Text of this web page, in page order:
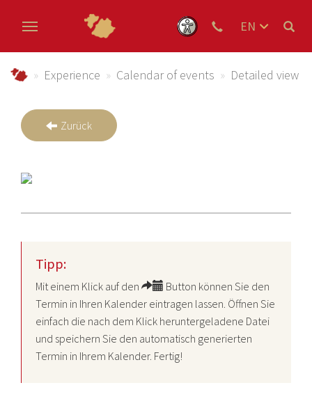
EN
Urlaub im Schmallenberger Sauerland und der
Experience Calendar of events Detailed view
Zurück
Tipp:
Mit einem Klick auf den
Button können Sie den
Termin in Ihren Kalender eintragen lassen. Öffnen Sie
einfach die nach dem Klick heruntergeladene Datei
und speichern Sie den automatisch generierten
Termin in Ihrem Kalender. Fertig!